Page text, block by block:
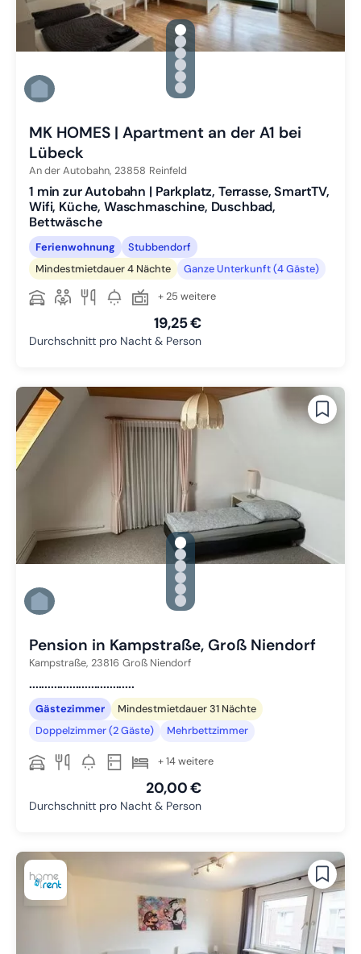
gallery.slide_selector
Zu Slide 1 wechseln
Zu Slide 2 wechseln
Zu Slide 3 wechseln
Zu Slide 4 wechseln
Zu Slide 5 wechseln
Zu Slide 6 wechseln
MK HOMES | Apartment an der A1 bei
Lübeck
An der Autobahn, 23858 Reinfeld
1 min zur Autobahn | Parkplatz, Terrasse, SmartTV,
Wifi, Küche, Waschmaschine, Duschbad,
Bettwäsche
Ferienwohnung
Stubbendorf
Mindestmietdauer 4 Nächte
Ganze Unterkunft (4 Gäste)
+ 25 weitere
19,25 €
Durchschnitt pro Nacht & Person
gallery.slide_selector
Zu Slide 1 wechseln
Zu Slide 2 wechseln
Zu Slide 3 wechseln
Zu Slide 4 wechseln
Zu Slide 5 wechseln
Zu Slide 6 wechseln
Pension in Kampstraße, Groß Niendorf
Kampstraße, 23816 Groß Niendorf
..................................
Gästezimmer
Mindestmietdauer 31 Nächte
Doppelzimmer (2 Gäste)
Mehrbettzimmer
+ 14 weitere
20,00 €
Durchschnitt pro Nacht & Person